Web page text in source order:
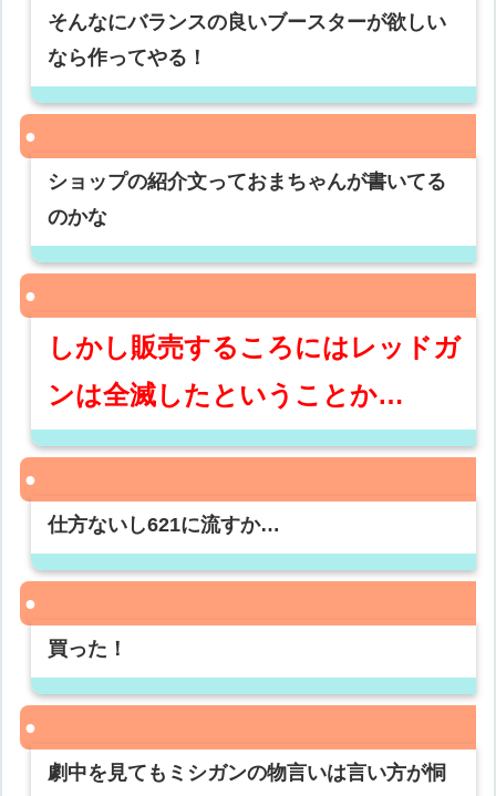
そんなにバランスの良いブースターが欲しい
なら作ってやる！
ショップの紹介文っておまちゃんが書いてる
のかな
しかし販売するころにはレッドガ
ンは全滅したということか…
仕方ないし621に流すか…
買った！
劇中を見てもミシガンの物言いは言い方が恫